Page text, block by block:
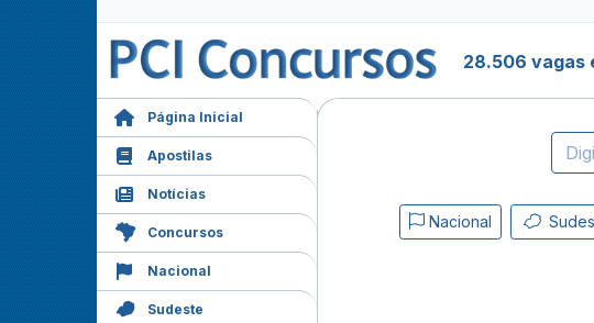
28.506 vagas
Página Inicial
Apostilas
Notícias
Concursos
Nacional
Sudeste
Nacional